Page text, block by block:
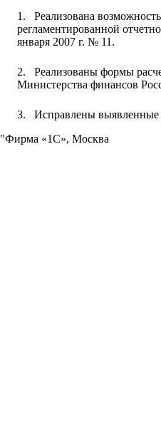
1.
Реализована
регламентированной
января 2007 г. № 11.
2.
Реализованы формы
Министерства финансов
3.
Исправлены
"Фирма «1С», Москва